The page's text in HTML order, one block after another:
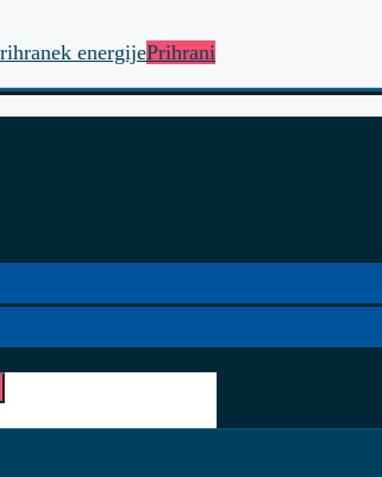
energijePrihrani